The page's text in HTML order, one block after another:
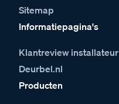
Sitemap
Informatiepagina's
Klantreview installateur
Deurbel.nl
Producten